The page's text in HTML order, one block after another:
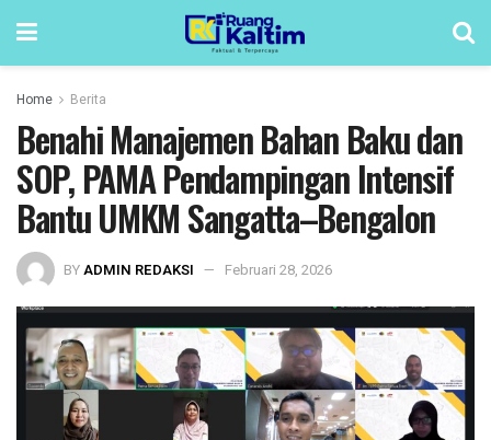
Home Berita
Benahi Manajemen Bahan Baku dan
SOP, PAMA Pendampingan Intensif
Bantu UMKM Sangatta–Bengalon
BYADMIN REDAKSI Februari 28, 2026